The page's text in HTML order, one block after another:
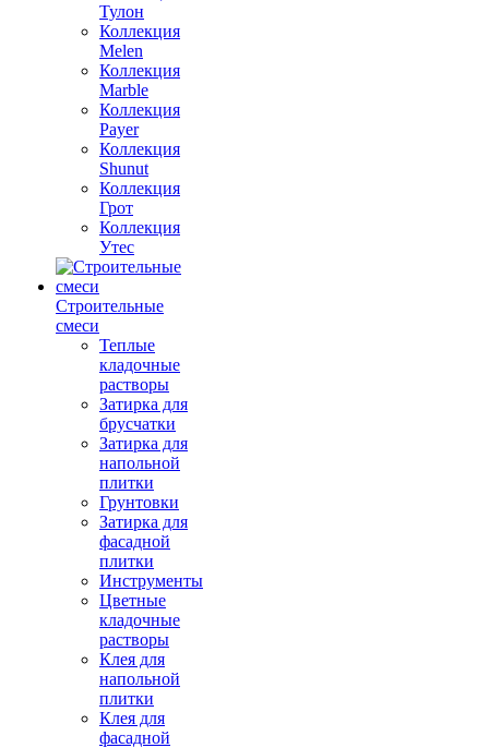
Тулон
Коллекция
Melen
Коллекция
Marble
Коллекция
Payer
Коллекция
Shunut
Коллекция
Грот
Коллекция
Утес
Строительные
смеси
Теплые
кладочные
растворы
Затирка для
брусчатки
Затирка для
напольной
плитки
Грунтовки
Затирка для
фасадной
плитки
Инструменты
Цветные
кладочные
растворы
Клея для
напольной
плитки
Клея для
фасадной